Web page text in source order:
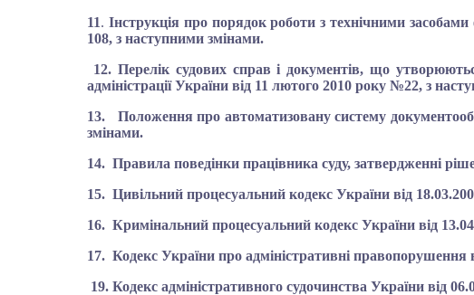
11. Інструкція про порядокроботи з технічними засобами
108, з наступними змінами.
12. Перелік судових справ і документів, що
адміністрації України від 11 лютого 2010 року №22, з
13. Положення про автоматизовану систему
змінами.
14. Правила поведінки працівника суду, затвердженні
15. Цивільний процесуальний кодекс України від
16. Кримінальний процесуальний кодекс України від
17. Кодекс України про адміністративні правопорушення
19. Кодекс адміністративного судочинства України від